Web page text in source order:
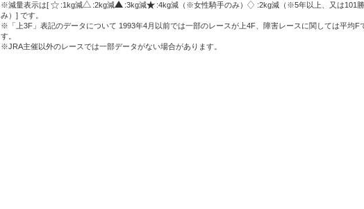
※減量表示は[
:1kg減 :2kg減 :3kg減 :4kg減（※女性騎手のみ）
:2kg減（※5年以上、又は101
み）] です。
※「上3F」表記のデータについて 1993年4月以前では一部のレースが上4F、障害レースに関しては平均F
す。
※JRA主催以外のレースでは一部データがない場合があります。